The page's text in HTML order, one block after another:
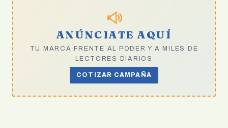
ANÚNCIATE AQUÍ
TU MARCA FRENTE AL PODER Y A MILES DE
LECTORES DIARIOS
COTIZAR CAMPAÑA